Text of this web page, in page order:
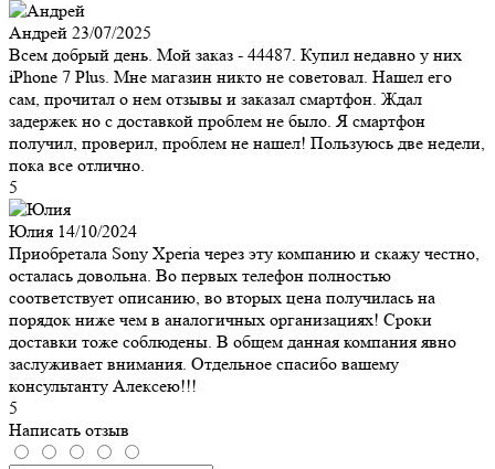
Андрей 23/07/2025
Всем добрый день. Мой заказ - 44487. Купил недавно у них
iPhone 7 Plus. Мне магазин никто не советовал. Нашел его
сам, прочитал о нем отзывы и заказал смартфон. Ждал
задержек но с доставкой проблем не было. Я смартфон
получил, проверил, проблем не нашел! Пользуюсь две недели,
пока все отлично.
5
Юлия 14/10/2024
Приобретала Sony Xperia через эту компанию и скажу честно,
осталась довольна. Во первых телефон полностью
соответствует описанию, во вторых цена получилась на
порядок ниже чем в аналогичных организациях! Сроки
доставки тоже соблюдены. В общем данная компания явно
заслуживает внимания. Отдельное спасибо вашему
консультанту Алексею!!!
5
Написать отзыв